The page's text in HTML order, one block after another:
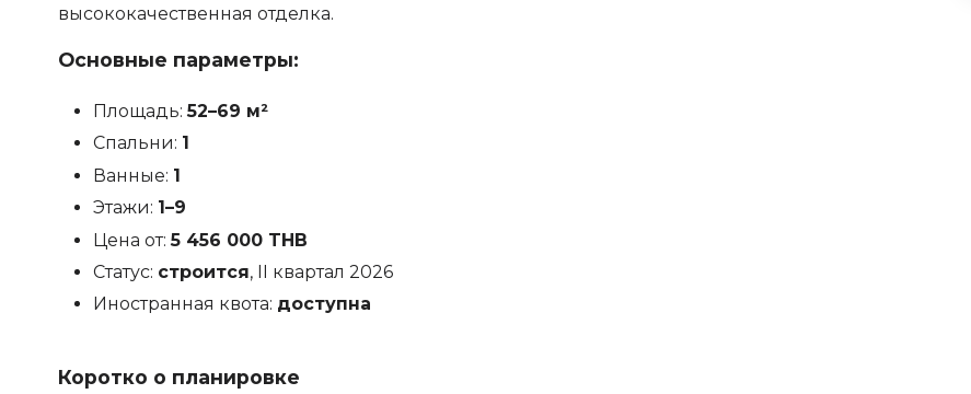
высококачественная отделка.
Основные параметры:
Площадь: 52–69 м²
Спальни: 1
Ванные: 1
Этажи: 1–9
Цена от: 5 456 000 THB
Статус: строится, II квартал 2026
Иностранная квота: доступна
Коротко о планировке